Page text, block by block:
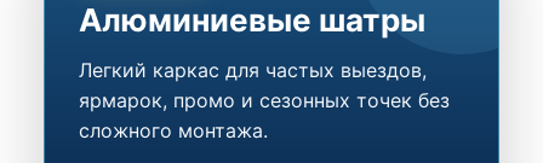
Алюминиевые шатры
Легкий каркас для частых выездов,
ярмарок, промо и сезонных точек без
сложного монтажа.